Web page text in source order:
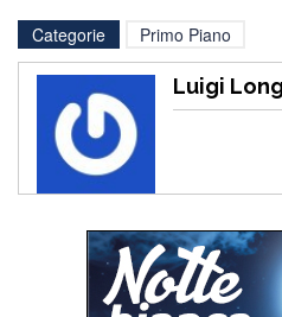
Categorie Primo Piano
Luigi